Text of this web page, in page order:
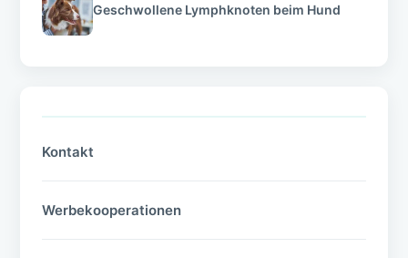
Geschwollene Lymphknoten beim Hund
Kontakt
Werbekooperationen